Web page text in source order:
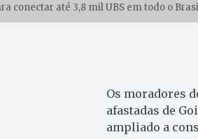
conectar até 3,8 mil UBS em todo o
Os moradores
afastadas de
ampliado a